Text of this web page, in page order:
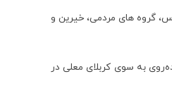
گروه های مردمی، خیرین و
به سوی کربلای معلی در